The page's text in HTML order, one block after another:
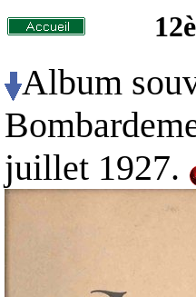
Album
juillet 1927.